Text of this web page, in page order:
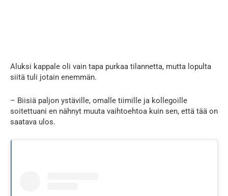
Aluksi kappale oli vain tapa purkaa tilannetta, mutta lopulta
siitä tuli jotain enemmän.
– Biisiä paljon ystäville, omalle tiimille ja kollegoille
soitettuani en nähnyt muuta vaihtoehtoa kuin sen, että tää on
saatava ulos.